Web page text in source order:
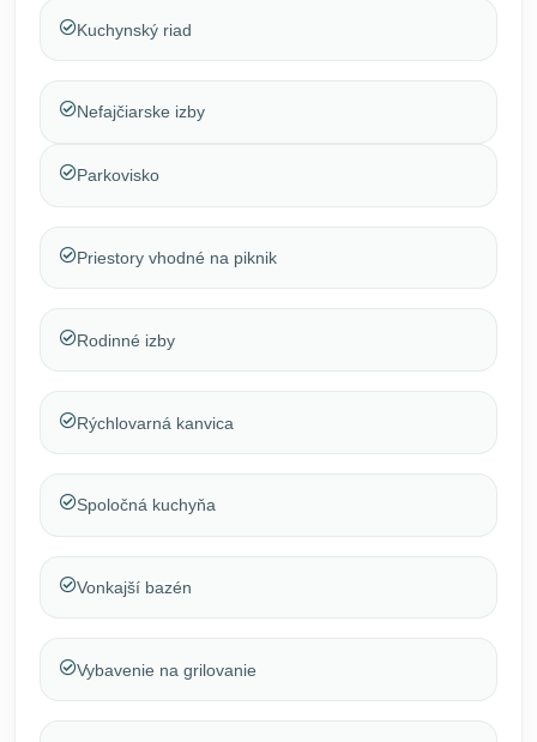
Kuchynský riad
Nefajčiarske izby
Parkovisko
Priestory vhodné na piknik
Rodinné izby
Rýchlovarná kanvica
Spoločná kuchyňa
Vonkajší bazén
Vybavenie na grilovanie